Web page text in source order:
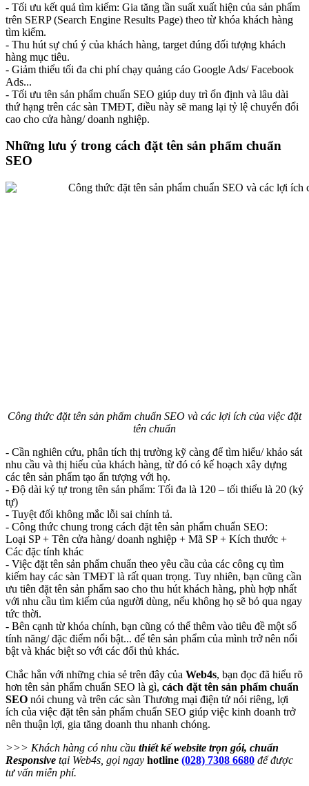
- Tối ưu kết quả tìm kiếm: Gia tăng tần suất xuất hiện của sản phẩm
trên SERP (Search Engine Results Page) theo từ khóa khách hàng
tìm kiếm.
- Thu hút sự chú ý của khách hàng, target đúng đối tượng khách
hàng mục tiêu.
- Giảm thiểu tối đa chi phí chạy quảng cáo Google Ads/ Facebook
Ads...
- Tối ưu tên sản phẩm chuẩn SEO giúp duy trì ổn định và lâu dài
thứ hạng trên các sàn TMĐT, điều này sẽ mang lại tỷ lệ chuyển đổi
cao cho cửa hàng/ doanh nghiệp.
Những lưu ý trong cách đặt tên sản phẩm chuẩn
SEO
Công thức đặt tên sản phẩm chuẩn SEO và các lợi ích của việc đặt
tên chuẩn
- Cần nghiên cứu, phân tích thị trường kỹ càng để tìm hiểu/ khảo sát
nhu cầu và thị hiếu của khách hàng, từ đó có kế hoạch xây dựng
các tên sản phẩm tạo ấn tượng với họ.
- Độ dài ký tự trong tên sản phẩm: Tối đa là 120 – tối thiểu là 20 (ký
tự)
- Tuyệt đối không mắc lỗi sai chính tả.
- Công thức chung trong cách đặt tên sản phẩm chuẩn SEO:
Loại SP + Tên cửa hàng/ doanh nghiệp + Mã SP + Kích thước +
Các đặc tính khác
- Việc đặt tên sản phẩm chuẩn theo yêu cầu của các công cụ tìm
kiếm hay các sàn TMĐT là rất quan trọng. Tuy nhiên, bạn cũng cần
ưu tiên đặt tên sản phẩm sao cho thu hút khách hàng, phù hợp nhất
với nhu cầu tìm kiếm của người dùng, nếu không họ sẽ bỏ qua ngay
tức thời.
- Bên cạnh từ khóa chính, bạn cũng có thể thêm vào tiêu đề một số
tính năng/ đặc điểm nổi bật... để tên sản phẩm của mình trở nên nổi
bật và khác biệt so với các đối thủ khác.
Chắc hẳn với những chia sẻ trên đây của Web4s, bạn đọc đã hiểu rõ
hơn tên sản phẩm chuẩn SEO là gì, cách đặt tên sản phẩm chuẩn
SEO nói chung và trên các sàn Thương mại điện tử nói riêng, lợi
ích của việc đặt tên sản phẩm chuẩn SEO giúp việc kinh doanh trở
nên thuận lợi, gia tăng doanh thu nhanh chóng.
>>> Khách hàng có nhu cầu thiết kế website trọn gói, chuẩn
Responsive tại Web4s, gọi ngay hotline (028) 7308 6680 để được
tư vấn miễn phí.